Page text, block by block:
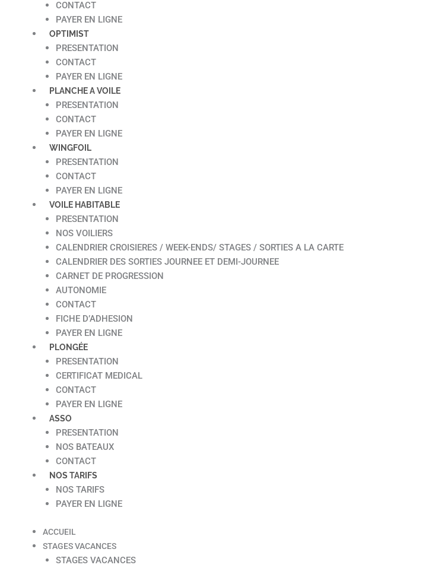
CONTACT
PAYER EN LIGNE
OPTIMIST
PRESENTATION
CONTACT
PAYER EN LIGNE
PLANCHE A VOILE
PRESENTATION
CONTACT
PAYER EN LIGNE
WINGFOIL
PRESENTATION
CONTACT
PAYER EN LIGNE
VOILE HABITABLE
PRESENTATION
NOS VOILIERS
CALENDRIER CROISIERES / WEEK-ENDS/ STAGES / SORTIES A LA CARTE
CALENDRIER DES SORTIES JOURNEE ET DEMI-JOURNEE
CARNET DE PROGRESSION
AUTONOMIE
CONTACT
FICHE D’ADHESION
PAYER EN LIGNE
PLONGÉE
PRESENTATION
CERTIFICAT MEDICAL
CONTACT
PAYER EN LIGNE
ASSO
PRESENTATION
NOS BATEAUX
CONTACT
NOS TARIFS
NOS TARIFS
PAYER EN LIGNE
ACCUEIL
STAGES VACANCES
STAGES VACANCES